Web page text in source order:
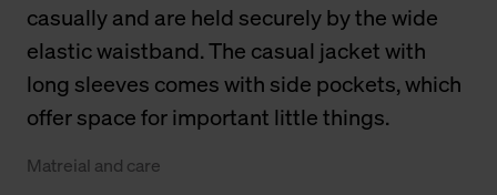
casually and are held securely by the wide
elastic waistband. The casual jacket with
long sleeves comes with side pockets, which
offer space for important little things.
Matreial and care